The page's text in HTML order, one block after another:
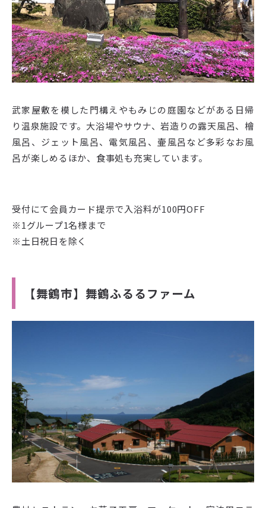
武家屋敷を模した門構えやもみじの庭園などがある日帰
り温泉施設です。大浴場やサウナ、岩造りの露天風呂、檜
風呂、ジェット風呂、電気風呂、壷風呂など多彩なお風
呂が楽しめるほか、食事処も充実しています。
受付にて会員カード提示で入浴料が100円OFF
※1グループ1名様まで
※土日祝日を除く
【舞鶴市】舞鶴ふるるファーム